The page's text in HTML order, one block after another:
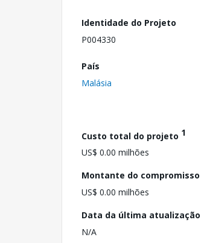
Identidade do Projeto
P004330
País
Malásia
Custo total do projeto 1
US$ 0.00 milhões
Montante do compromisso
US$ 0.00 milhões
Data da última atualização
N/A